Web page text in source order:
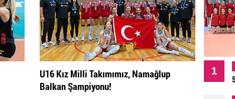
U16 Kız Milli Takımımız, Namağlup
Balkan Şampiyonu!
1